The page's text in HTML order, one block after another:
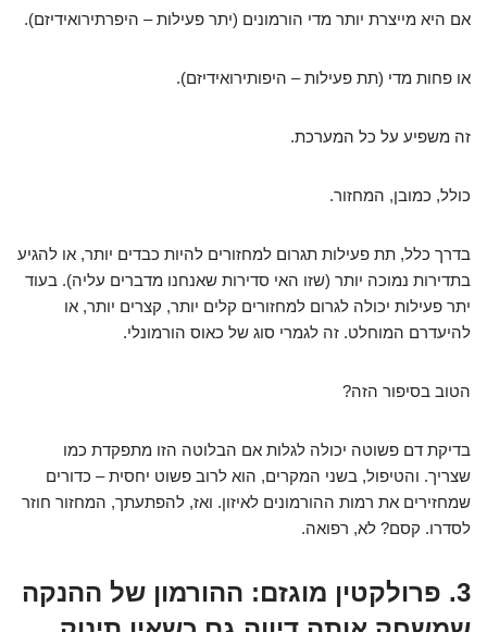
אם היא מייצרת יותר מדי הורמונים (יתר פעילות – היפרתירואידיזם).
או פחות מדי (תת פעילות – היפותירואידיזם).
זה משפיע על כל המערכת.
כולל, כמובן, המחזור.
בדרך כלל, תת פעילות תגרום למחזורים להיות כבדים יותר, או להגיע
בתדירות נמוכה יותר (שזו האי סדירות שאנחנו מדברים עליה). בעוד
יתר פעילות יכולה לגרום למחזורים קלים יותר, קצרים יותר, או
להיעדרם המוחלט. זה לגמרי סוג של כאוס הורמונלי.
הטוב בסיפור הזה?
בדיקת דם פשוטה יכולה לגלות אם הבלוטה הזו מתפקדת כמו
שצריך. והטיפול, בשני המקרים, הוא לרוב פשוט יחסית – כדורים
שמחזירים את רמות ההורמונים לאיזון. ואז, להפתעתך, המחזור חוזר
לסדרו. קסם? לא, רפואה.
3. פרולקטין מוגזם: ההורמון של ההנקה